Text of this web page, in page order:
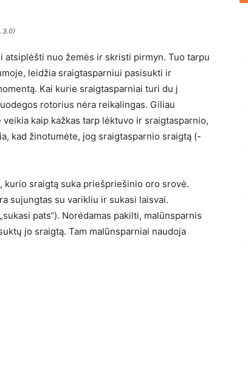
3.0)
nuo žemės ir skristi pirmyn. Tuo tarpu
leidžia sraigtasparniui pasisukti ir
Kai kurie sraigtasparniai turi du į
rotorius nėra reikalingas. Giliau
kaip kažkas tarp lėktuvo ir sraigtasparnio,
kad žinotumėte, jog sraigtasparnio sraigtą (-
kurio sraigtą suka priešpriešinio oro srovė.
sujungtas su varikliu ir sukasi laisvai.
pats“). Norėdamas pakilti, malūnsparnis
jo sraigtą. Tam malūnsparniai naudoja